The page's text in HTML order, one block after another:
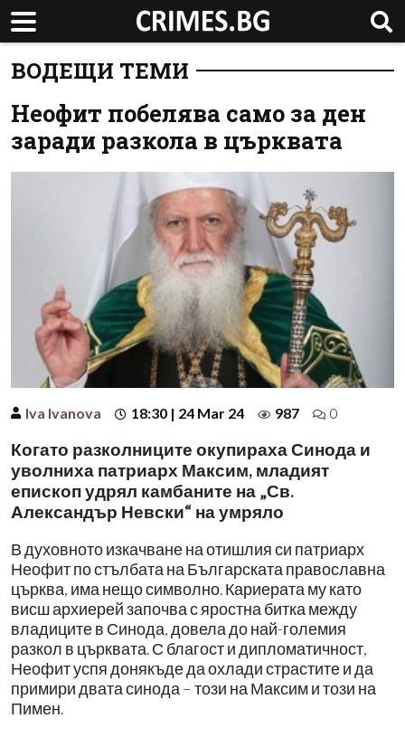
ВОДЕЩИ ТЕМИ
Неофит побелява само за ден
заради разкола в църквата
Iva Ivanova 18:30 | 24 Mar 24 987 0
Когато разколниците окупираха Синода и
уволниха патриарх Максим, младият
епископ удрял камбаните на „Св.
Александър Невски“ на умряло
В духовното изкачване на отишлия си патриарх
Неофит по стълбата на Българската православна
църква, има нещо символно. Кариерата му като
висш архиерей започва с яростна битка между
владиците в Синода, довела до най-големия
разкол в църквата. С благост и дипломатичност,
Неофит успя донякъде да охлади страстите и да
примири двата синода – този на Максим и този на
Пимен.